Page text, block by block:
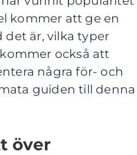
kommer att ge en
det är, vilka typer
också att
några för- och
guiden till denna
över